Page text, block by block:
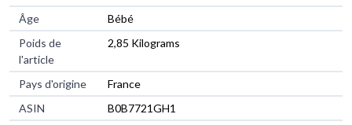
Âge
‎Bébé
Poids de
l'article
‎2,85 Kilograms
Pays d'origine
‎France
ASIN
B0B7721GH1